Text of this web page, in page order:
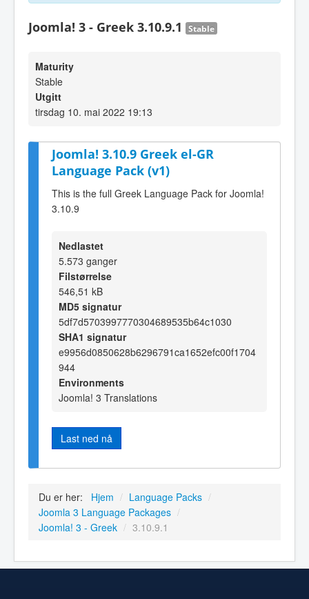
Joomla! 3 - Greek 3.10.9.1 Stable
Maturity
Stable
Utgitt
tirsdag 10. mai 2022 19:13
Joomla! 3.10.9 Greek el-GR
Language Pack (v1)
This is the full Greek Language Pack for Joomla!
3.10.9
Nedlastet
5.573 ganger
Filstørrelse
546,51 kB
MD5 signatur
5df7d5703997770304689535b64c1030
SHA1 signatur
e9956d0850628b6296791ca1652efc00f1704
944
Environments
Joomla! 3 Translations
Last ned nå
Du er her: Hjem / Language Packs /
Joomla 3 Language Packages /
Joomla! 3 - Greek / 3.10.9.1